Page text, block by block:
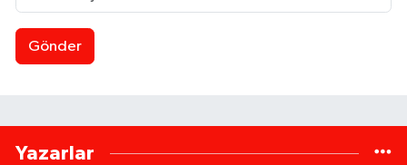
Gönder
Yazarlar